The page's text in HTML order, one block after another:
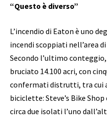
“Questo è diverso”
L’incendio di Eaton è uno
incendi scoppiati nell’area
Secondo l’ultimo
bruciato 14.100 acri, con
confermati distrutti, tra cui
biciclette: Steve’s Bike Shop
circa due isolati l’uno